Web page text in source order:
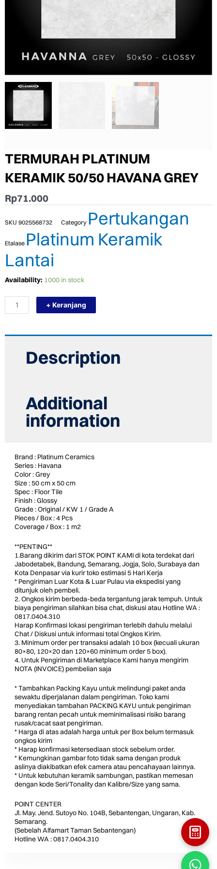
TERMURAH PLATINUM
KERAMIK 50/50 HAVANA GREY
Rp71.000
SKU 9025568732 Category Pertukangan
Etalase Platinum Keramik
Lantai
Availability: 1000 in stock
TERMURAH
KERAMIK
50/50
HAVANA
+ Keranjang
Description
Additional
information
Brand : Platinum Ceramics
Series : Havana
Color : Grey
Size : 50 cm x 50 cm
Spec : Floor Tile
Finish : Glossy
Grade : Original / KW 1 / Grade A
Pieces / Box : 4 Pcs
Coverage / Box : 1 m2
**PENTING**
1.Barang dikirim dari STOK POINT KAMI di kota terdekat dari
Jabodetabek, Bandung, Semarang, Jogja, Solo, Surabaya dan
Kota Denpasar via kurir toko estimasi 5 Hari Kerja
* Pengiriman Luar Kota & Luar Pulau via ekspedisi yang
ditunjuk oleh pembeli.
2. Ongkos kirim berbeda-beda tergantung jarak tempuh. Untuk
biaya pengiriman silahkan bisa chat, diskusi atau Hotline WA :
0817.0404.310
Harap Konfirmasi lokasi pengiriman terlebih dahulu melalui
Chat / Diskusi untuk informasi total Ongkos Kirim.
3. Minimum order per transaksi adalah 10 box (kecuali ukuran
80×80, 120×20 dan 120×60 minimum order 5 box).
4. Untuk Pengiriman di Marketplace Kami hanya mengirim
NOTA (INVOICE) pembelian saja
* Tambahkan Packing Kayu untuk melindungi paket anda
sewaktu diperjalanan dalam pengiriman. Toko kami
menyediakan tambahan PACKING KAYU untuk pengiriman
barang rentan pecah untuk meminimalisasi risiko barang
rusak/cacat saat pengiriman.
* Harga di atas adalah harga untuk per Box belum termasuk
ongkos kirim
* Harap konfirmasi ketersediaan stock sebelum order.
* Kemungkinan gambar foto tidak sama dengan produk
aslinya diakibatkan efek camera atau pencahayaan lainnya.
* Untuk kebutuhan keramik sambungan, pastikan memesan
dengan kode Seri/Tonality dan Kalibre/Size yang sama.
POINT CENTER
Jl. May. Jend. Sutoyo No. 104B, Sebantengan, Ungaran, Kab.
Semarang.
(Sebelah Alfamart Taman Sebantengan)
Hotline WA : 0817.0404.310